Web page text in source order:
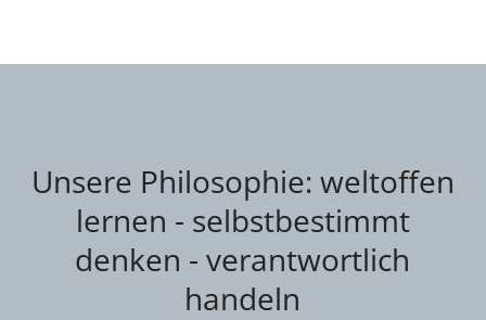
Unsere Philosophie: weltoffen
lernen - selbstbestimmt
denken - verantwortlich
handeln